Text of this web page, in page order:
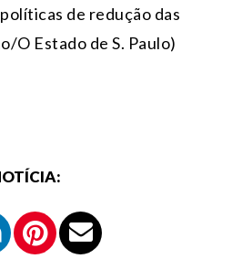
de redução das
O Estado de S. Paulo)